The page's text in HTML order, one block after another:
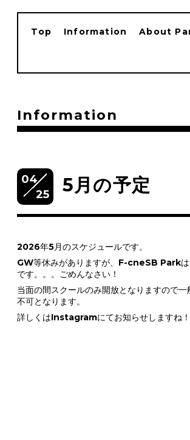
Top Information About
Information
04
25
5月の予定
2026年5月のスケジュールです。
GW等休みがありますが、F-cneSB Park
です。。。ごめんなさい！
当面の間スクールのみ開放となりますので一
不可となります。
詳しくはInstagramにてお知らせしますね！